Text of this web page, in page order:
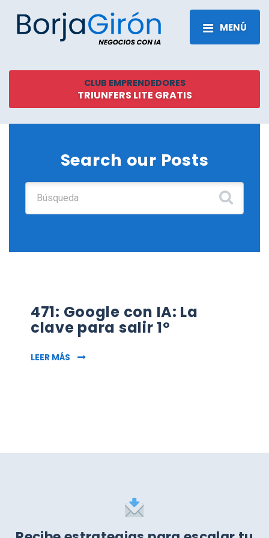
MENÚ
CLUB EMPRENDEDORES
TRIUNFERS LITE GRATIS
Search our Posts
471: Google con IA: La
clave para salir 1º
LEER MÁS 471: GOOGLE CON IA: LA CLAVE PARA SALIR 1º